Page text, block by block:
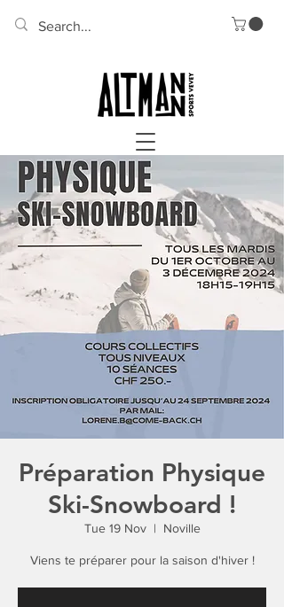
Préparation Physique
Ski-Snowboard !
Tue 19 Nov
  |
Noville
Viens te préparer pour la saison d'hiver !